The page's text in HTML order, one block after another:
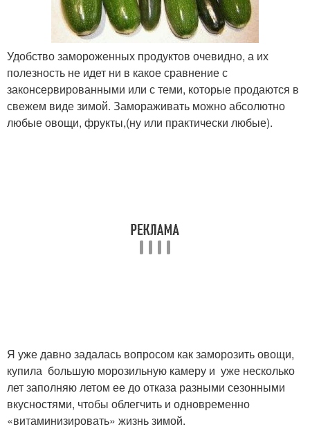
Удобство замороженных продуктов очевидно, а их
полезность не идет ни в какое сравнение с
законсервированными или с теми, которые продаются в
свежем виде зимой. Замораживать можно абсолютно
любые овощи, фрукты,(ну или практически любые).
Я уже давно задалась вопросом как заморозить овощи,
купила большую морозильную камеру и уже несколько
лет заполняю летом ее до отказа разными сезонными
вкусностями, чтобы облегчить и одновременно
«витаминизировать» жизнь зимой.